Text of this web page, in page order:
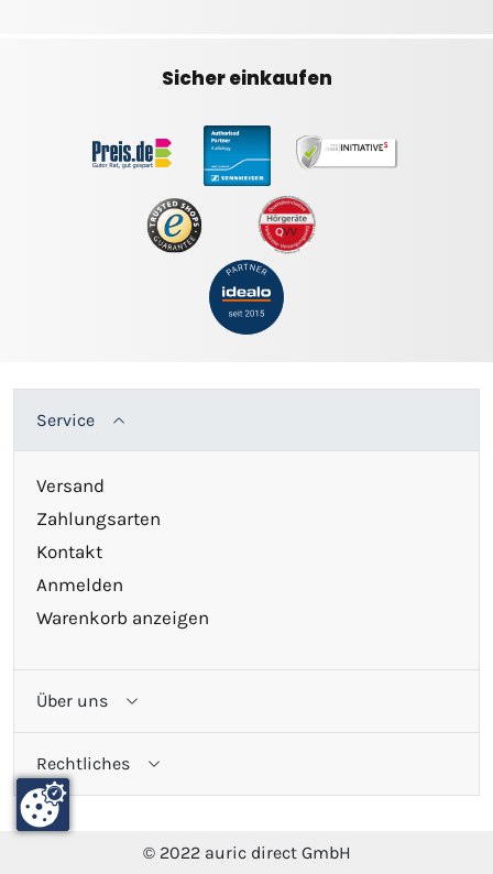
Sicher einkaufen
Service
Versand
Zahlungsarten
Kontakt
Anmelden
Warenkorb anzeigen
Über uns
Rechtliches
© 2022 auric direct GmbH